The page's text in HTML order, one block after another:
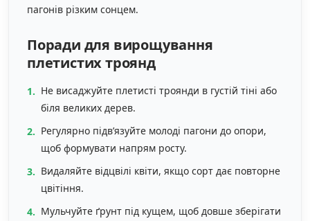
пагонів різким сонцем.
Поради для вирощування
плетистих троянд
Не висаджуйте плетисті троянди в густій тіні або
біля великих дерев.
Регулярно підв’язуйте молоді пагони до опори,
щоб формувати напрям росту.
Видаляйте відцвілі квіти, якщо сорт дає повторне
цвітіння.
Мульчуйте ґрунт під кущем, щоб довше зберігати